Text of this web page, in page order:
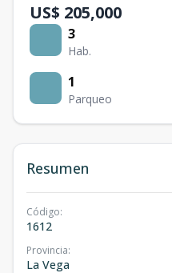
US$ 205,000
3
Hab.
1
Parqueo
Resumen
Código:
1612
Provincia:
La Vega